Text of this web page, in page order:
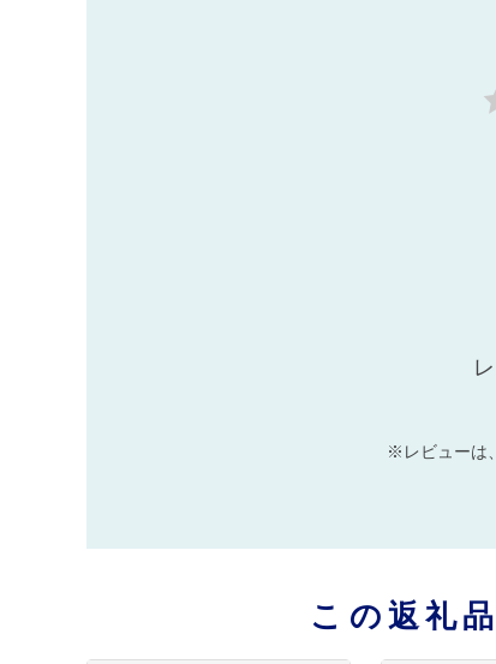
※レビューは
この返礼